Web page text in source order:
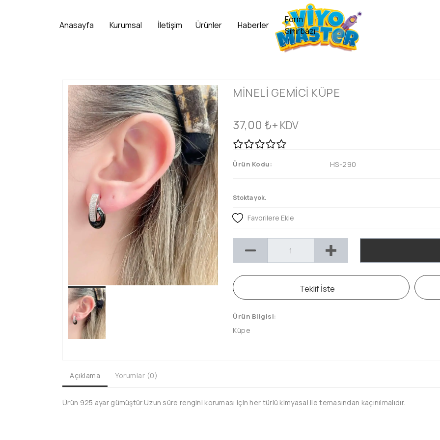
MİNELİ GEMİCİ KÜPE
37,00 ₺+ KDV
Ürün Kodu: HS-290
Stokta yok.
Favorilere Ekle
Teklif İste
Ürün Bilgisi:
Küpe
Açıklama Yorumlar (0)
Ürün 925 ayar gümüştür.Uzun süre rengini koruması için her türlü kimyasal ile temasından kaçınılmalıdır.
Anasayfa Kurumsal İletişim Ürünler Haberler
Form
Sihirbazı